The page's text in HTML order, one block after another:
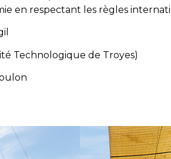
en respectant les règles
Technologique de Troyes)